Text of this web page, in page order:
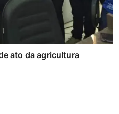
ato da agricultura